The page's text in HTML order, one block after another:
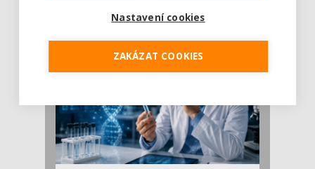
se o ně...
Nastavení cookies
ZAKÁZAT COOKIES